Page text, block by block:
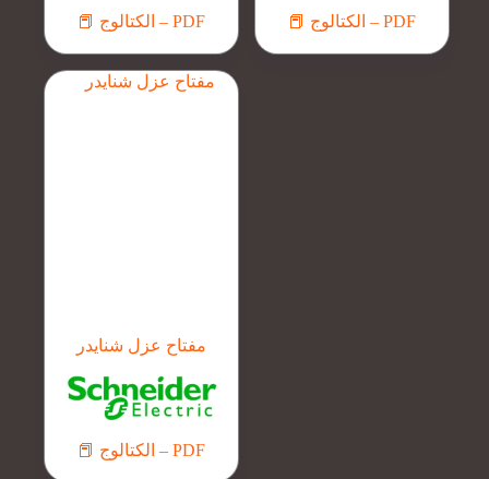
📕 الكتالوج – PDF 📕 الكتالوج – PDF
مفتاح عزل شنايدر
📕 الكتالوج – PDF